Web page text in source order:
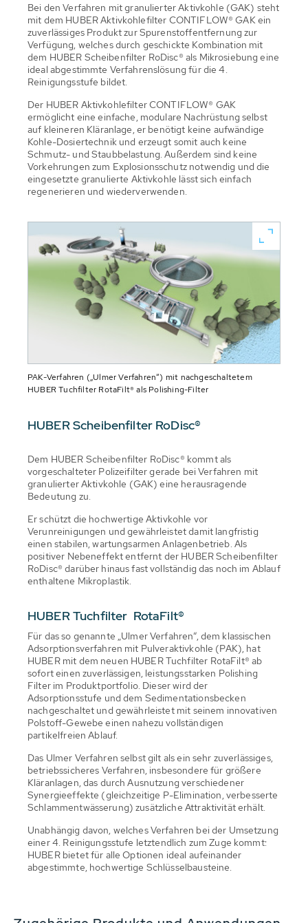
Bei den Verfahren mit granulierter Aktivkohle (GAK) steht
mit dem HUBER Aktivkohlefilter CONTIFLOW® GAK ein
zuverlässiges Produkt zur Spurenstoffentfernung zur
Verfügung, welches durch geschickte Kombination mit
dem HUBER Scheibenfilter RoDisc® als Mikrosiebung eine
ideal abgestimmte Verfahrenslösung für die 4.
Reinigungsstufe bildet.
Der HUBER Aktivkohlefilter CONTIFLOW® GAK
ermöglicht eine einfache, modulare Nachrüstung selbst
auf kleineren Kläranlage, er benötigt keine aufwändige
Kohle-Dosiertechnik und erzeugt somit auch keine
Schmutz- und Staubbelastung. Außerdem sind keine
Vorkehrungen zum Explosionsschutz notwendig und die
eingesetzte granulierte Aktivkohle lässt sich einfach
regenerieren und wiederverwenden.
PAK-Verfahren („Ulmer Verfahren“) mit nachgeschaltetem
HUBER Tuchfilter RotaFilt® als Polishing-Filter
HUBER Scheibenfilter RoDisc®
Dem HUBER Scheibenfilter RoDisc® kommt als
vorgeschalteter Polizeifilter gerade bei Verfahren mit
granulierter Aktivkohle (GAK) eine herausragende
Bedeutung zu.
Er schützt die hochwertige Aktivkohle vor
Verunreinigungen und gewährleistet damit langfristig
einen stabilen, wartungsarmen Anlagenbetrieb. Als
positiver Nebeneffekt entfernt der HUBER Scheibenfilter
RoDisc® darüber hinaus fast vollständig das noch im Ablauf
enthaltene Mikroplastik.
HUBER Tuchfilter RotaFilt®
Für das so genannte „Ulmer Verfahren“, dem klassischen
Adsorptionsverfahren mit Pulveraktivkohle (PAK), hat
HUBER mit dem neuen HUBER Tuchfilter RotaFilt® ab
sofort einen zuverlässigen, leistungsstarken Polishing
Filter im Produktportfolio. Dieser wird der
Adsorptionsstufe und dem Sedimentationsbecken
nachgeschaltet und gewährleistet mit seinem innovativen
Polstoff-Gewebe einen nahezu vollständigen
partikelfreien Ablauf.
Das Ulmer Verfahren selbst gilt als ein sehr zuverlässiges,
betriebssicheres Verfahren, insbesondere für größere
Kläranlagen, das durch Ausnutzung verschiedener
Synergieeffekte (gleichzeitige P-Elimination, verbesserte
Schlammentwässerung) zusätzliche Attraktivität erhält.
Unabhängig davon, welches Verfahren bei der Umsetzung
einer 4. Reinigungsstufe letztendlich zum Zuge kommt:
HUBER bietet für alle Optionen ideal aufeinander
abgestimmte, hochwertige Schlüsselbausteine.